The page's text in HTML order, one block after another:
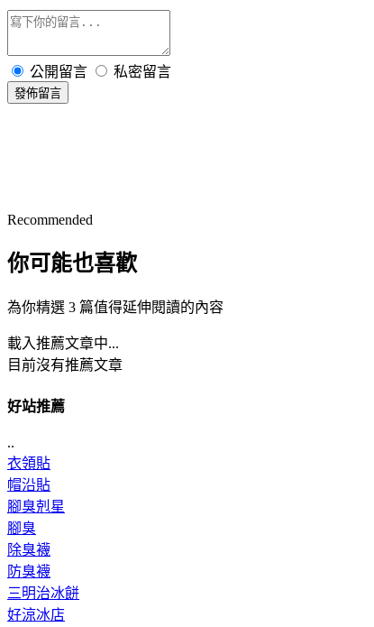
公開留言 私密留言
發佈留言
Recommended
你可能也喜歡
為你精選 3 篇值得延伸閱讀的內容
載入推薦文章中...
目前沒有推薦文章
好站推薦
..
衣領貼
帽沿貼
腳臭剋星
腳臭
除臭襪
防臭襪
三明治冰餅
好涼冰店